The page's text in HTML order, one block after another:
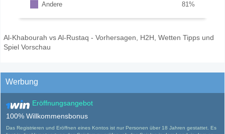
Andere
%
81
Al-Khabourah vs Al-Rustaq - Vorhersagen, H2H, Wetten Tipps und
Spiel Vorschau
Werbung
Eröffnungsangebot
100% Willkommensbonus
Das Registrieren und Eröffnen eines Kontos ist nur Personen über 18 Jahren gestattet. Es